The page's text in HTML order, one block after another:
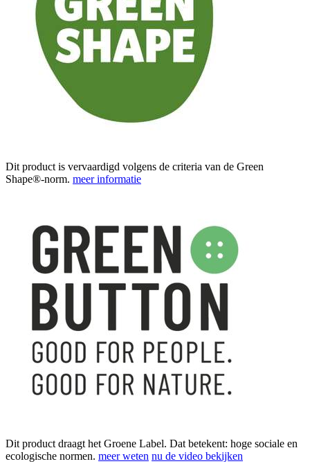
Dit product is vervaardigd volgens de criteria van de Green
Shape®-norm. meer informatie
Dit product draagt het Groene Label. Dat betekent: hoge sociale en
ecologische normen. meer weten nu de video bekijken